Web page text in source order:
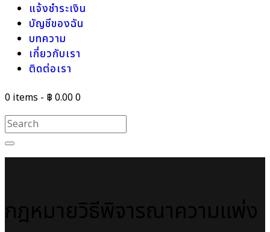
แจ้งชำระเงิน
บัญชีของฉัน
บทความ
เกี่ยวกับเรา
ติดต่อเรา
0 items - ฿ 0.000